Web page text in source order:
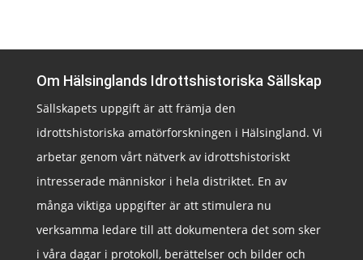
Om Hälsinglands Idrottshistoriska Sällskap
Sällskapets uppgift är att främja den
idrottshistoriska amatörforskningen i Hälsingland. Vi
arbetar genom vårt nätverk av idrottshistoriskt
intresserade människor i hela distriktet. En av
många viktiga uppgifter är att stimulera nu
verksamma ledare till att dokumentera det som sker
i våra dagar i protokoll, berättelser och bilder och